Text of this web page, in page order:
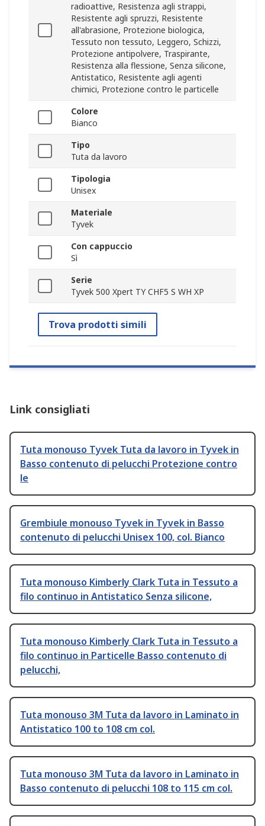
radioattive, Resistenza agli strappi,
Resistente agli spruzzi, Resistente
all'abrasione, Protezione biologica,
Tessuto non tessuto, Leggero, Schizzi,
Protezione antipolvere, Traspirante,
Resistenza alla flessione, Senza silicone,
Antistatico, Resistente agli agenti
chimici, Protezione contro le particelle
Colore
Bianco
Tipo
Tuta da lavoro
Tipologia
Unisex
Materiale
Tyvek
Con cappuccio
Sì
Serie
Tyvek 500 Xpert TY CHF5 S WH XP
Trova prodotti simili
Link consigliati
Tuta monouso Tyvek Tuta da lavoro in Tyvek in
Basso contenuto di pelucchi Protezione contro
le
Grembiule monouso Tyvek in Tyvek in Basso
contenuto di pelucchi Unisex 100, col. Bianco
Tuta monouso Kimberly Clark Tuta in Tessuto a
filo continuo in Antistatico Senza silicone,
Tuta monouso Kimberly Clark Tuta in Tessuto a
filo continuo in Particelle Basso contenuto di
pelucchi,
Tuta monouso 3M Tuta da lavoro in Laminato in
Antistatico 100 to 108 cm col.
Tuta monouso 3M Tuta da lavoro in Laminato in
Basso contenuto di pelucchi 108 to 115 cm col.